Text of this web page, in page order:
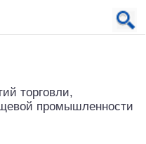
торговли,
промышленности